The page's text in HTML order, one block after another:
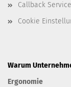
Callback Service
Cookie
Warum
Ergonomie